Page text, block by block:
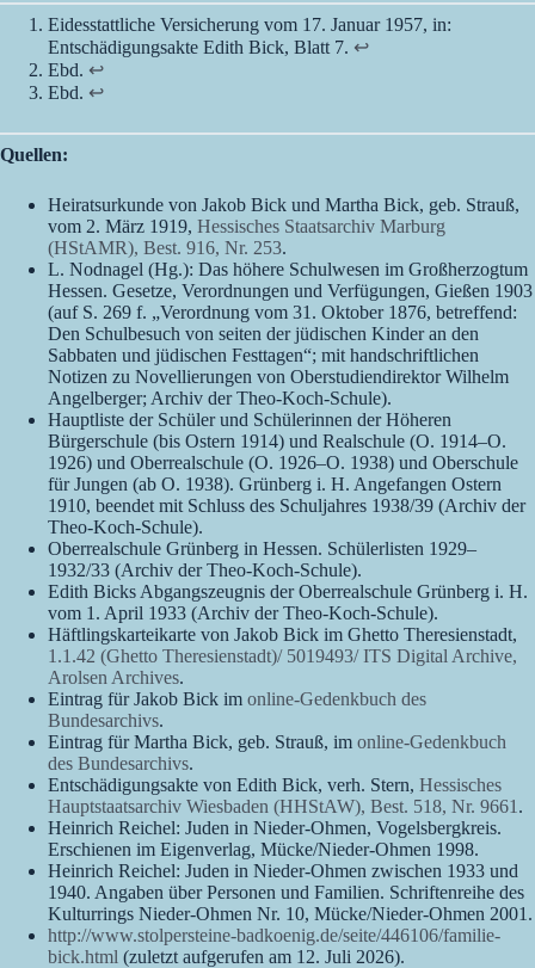
Eidesstattliche Versicherung vom 17. Januar 1957, in:
Entschädigungsakte Edith Bick, Blatt 7. ↩︎
Ebd. ↩︎
Ebd. ↩︎
Quellen:
Heiratsurkunde von Jakob Bick und Martha Bick, geb. Strauß,
vom 2. März 1919, Hessisches Staatsarchiv Marburg
(HStAMR), Best. 916, Nr. 253.
L. Nodnagel (Hg.): Das höhere Schulwesen im Großherzogtum
Hessen. Gesetze, Verordnungen und Verfügungen, Gießen 1903
(auf S. 269 f. „Verordnung vom 31. Oktober 1876, betreffend:
Den Schulbesuch von seiten der jüdischen Kinder an den
Sabbaten und jüdischen Festtagen“; mit handschriftlichen
Notizen zu Novellierungen von Oberstudiendirektor Wilhelm
Angelberger; Archiv der Theo-Koch-Schule).
Hauptliste der Schüler und Schülerinnen der Höheren
Bürgerschule (bis Ostern 1914) und Realschule (O. 1914–O.
1926) und Oberrealschule (O. 1926–O. 1938) und Oberschule
für Jungen (ab O. 1938). Grünberg i. H. Angefangen Ostern
1910, beendet mit Schluss des Schuljahres 1938/39 (Archiv der
Theo-Koch-Schule).
Oberrealschule Grünberg in Hessen. Schülerlisten 1929–
1932/33 (Archiv der Theo-Koch-Schule).
Edith Bicks Abgangszeugnis der Oberrealschule Grünberg i. H.
vom 1. April 1933 (Archiv der Theo-Koch-Schule).
Häftlingskarteikarte von Jakob Bick im Ghetto Theresienstadt,
1.1.42 (Ghetto Theresienstadt)/ 5019493/ ITS Digital Archive,
Arolsen Archives.
Eintrag für Jakob Bick im online-Gedenkbuch des
Bundesarchivs.
Eintrag für Martha Bick, geb. Strauß, im online-Gedenkbuch
des Bundesarchivs.
Entschädigungsakte von Edith Bick, verh. Stern, Hessisches
Hauptstaatsarchiv Wiesbaden (HHStAW), Best. 518, Nr. 9661.
Heinrich Reichel: Juden in Nieder-Ohmen, Vogelsbergkreis.
Erschienen im Eigenverlag, Mücke/Nieder-Ohmen 1998.
Heinrich Reichel: Juden in Nieder-Ohmen zwischen 1933 und
1940. Angaben über Personen und Familien. Schriftenreihe des
Kulturrings Nieder-Ohmen Nr. 10, Mücke/Nieder-Ohmen 2001.
http://www.stolpersteine-badkoenig.de/seite/446106/familie-
bick.html (zuletzt aufgerufen am 12. Juli 2026).